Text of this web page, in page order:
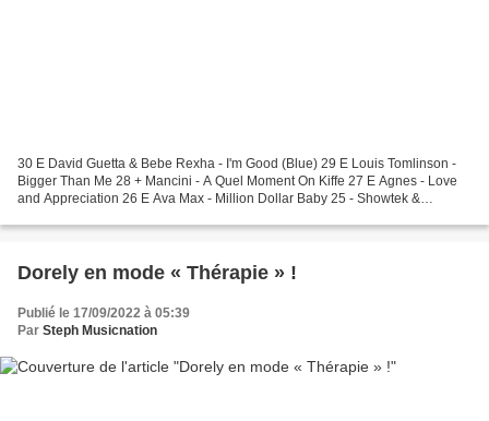
30 E David Guetta & Bebe Rexha - I'm Good (Blue) 29 E Louis Tomlinson -
Bigger Than Me 28 + Mancini - A Quel Moment On Kiffe 27 E Agnes - Love
and Appreciation 26 E Ava Max - Million Dollar Baby 25 - Showtek &
Dorely en mode « Thérapie » !
Publié le 17/09/2022 à 05:39
Par Steph Musicnation